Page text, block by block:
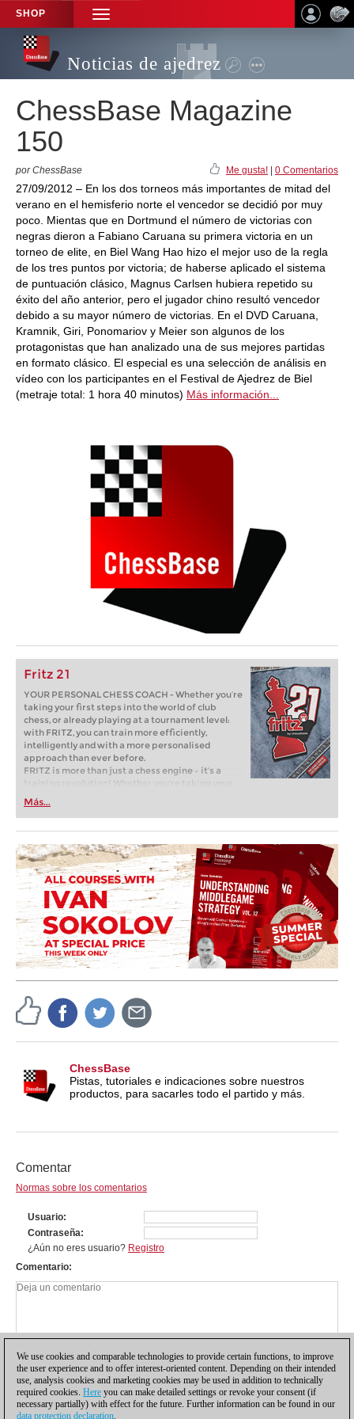
SHOP
TOGGLE
NAVIGATION
Noticias de ajedrez
ChessBase Magazine
150
por ChessBase Me gusta! 0 Comentarios
27/09/2012 – En los dos torneos más importantes de mitad del
verano en el hemisferio norte el vencedor se decidió por muy
poco. Mientas que en Dortmund el número de victorias con
negras dieron a Fabiano Caruana su primera victoria en un
torneo de elite, en Biel Wang Hao hizo el mejor uso de la regla
de los tres puntos por victoria; de haberse aplicado el sistema
de puntuación clásico, Magnus Carlsen hubiera repetido su
éxito del año anterior, pero el jugador chino resultó vencedor
debido a su mayor número de victorias. En el DVD Caruana,
Kramnik, Giri, Ponomariov y Meier son algunos de los
protagonistas que han analizado una de sus mejores partidas
en formato clásico. El especial es una selección de análisis en
vídeo con los participantes en el Festival de Ajedrez de Biel
(metraje total: 1 hora 40 minutos) Más información...
Fritz 21
YOUR PERSONAL CHESS COACH - Whether you’re
taking your first steps into the world of club
chess, or already playing at a tournament level:
with FRITZ, you can train more efficiently,
intelligently and with a more personalised
approach than ever before.
FRITZ is more than just a chess engine – it’s a
training revolution! Whether you’re taking your
first steps into the world of club chess, or already
playing at a tournament level: with FRITZ, you can
train more efficiently, intelligently and with a
more personalised approach than ever before.
Más...
ChessBase
Pistas, tutoriales e indicaciones sobre nuestros
productos, para sacarles todo el partido y más.
Comentar
Normas sobre los comentarios
Usuario
Contraseña
¿Aún no eres usuario? Registro
Comentario
We use cookies and comparable technologies to provide certain functions, to improve
the user experience and to offer interest-oriented content. Depending on their intended
use, analysis cookies and marketing cookies may be used in addition to technically
required cookies. Here you can make detailed settings or revoke your consent (if
necessary partially) with effect for the future. Further information can be found in our
data protection declaration.